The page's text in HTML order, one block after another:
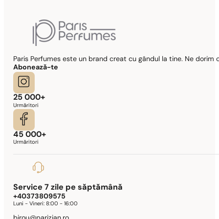
Paris Perfumes este un brand creat cu gândul la tine. Ne
Abonează-te
25 000+
Urmăritori
45 000+
Urmăritori
Service 7 zile pe săptămână
+40373809575
Luni - Vineri:8:00 - 16:00